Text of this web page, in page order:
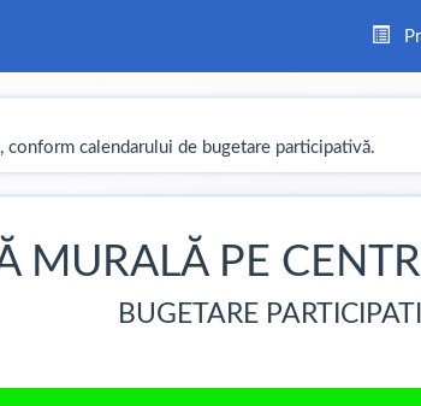
calendarului de bugetare participativă.
MURALĂ PE
BUGETARE